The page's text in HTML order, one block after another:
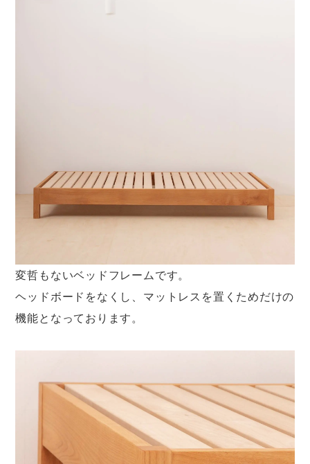
変哲もないベッドフレームです。
ヘッドボードをなくし、マットレスを置くためだけの
機能となっております。